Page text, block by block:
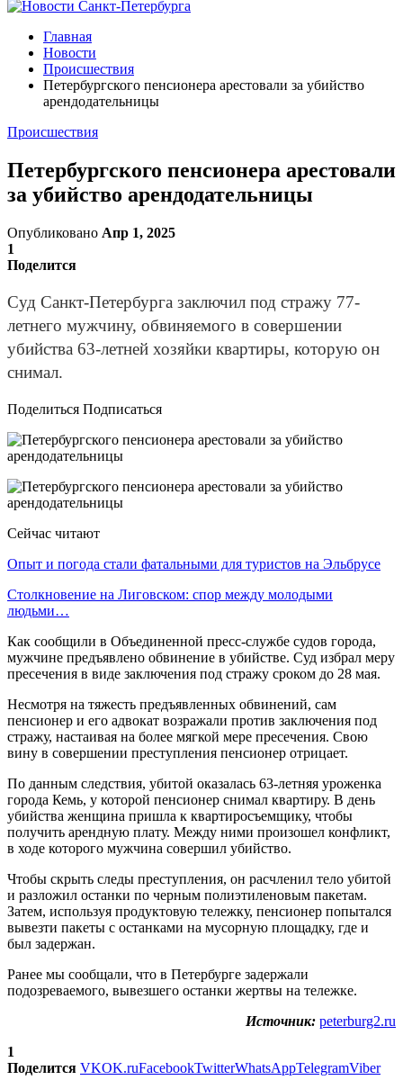
Главная
Новости
Происшествия
Петербургского пенсионера арестовали за убийство
арендодательницы
Происшествия
Петербургского пенсионера арестовали
за убийство арендодательницы
Опубликовано Апр 1, 2025
1
Поделится
Суд Санкт-Петербурга заключил под стражу 77-
летнего мужчину, обвиняемого в совершении
убийства 63-летней хозяйки квартиры, которую он
снимал.
Поделиться Подписаться
Сейчас читают
Опыт и погода стали фатальными для туристов на Эльбрусе
Столкновение на Лиговском: спор между молодыми
людьми…
Как сообщили в Объединенной пресс-службе судов города,
мужчине предъявлено обвинение в убийстве. Суд избрал меру
пресечения в виде заключения под стражу сроком до 28 мая.
Несмотря на тяжесть предъявленных обвинений, сам
пенсионер и его адвокат возражали против заключения под
стражу, настаивая на более мягкой мере пресечения. Свою
вину в совершении преступления пенсионер отрицает.
По данным следствия, убитой оказалась 63-летняя уроженка
города Кемь, у которой пенсионер снимал квартиру. В день
убийства женщина пришла к квартиросъемщику, чтобы
получить арендную плату. Между ними произошел конфликт,
в ходе которого мужчина совершил убийство.
Чтобы скрыть следы преступления, он расчленил тело убитой
и разложил останки по черным полиэтиленовым пакетам.
Затем, используя продуктовую тележку, пенсионер попытался
вывезти пакеты с останками на мусорную площадку, где и
был задержан.
Ранее мы сообщали, что в Петербурге задержали
подозреваемого, вывезшего останки жертвы на тележке.
Источник: peterburg2.ru
1
Поделится VKOK.ruFacebookTwitterWhatsAppTelegramViber